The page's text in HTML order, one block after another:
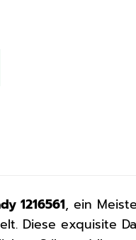
1216561, ein
Diese exquisite